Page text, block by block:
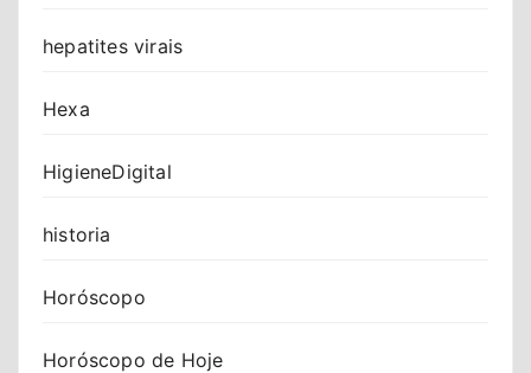
hepatites virais
Hexa
HigieneDigital
historia
Horóscopo
Horóscopo de Hoje